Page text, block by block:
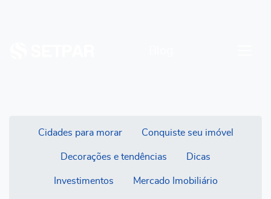
Cidades para morar Conquiste seu imóvel
Decorações e tendências Dicas
Investimentos Mercado Imobiliário